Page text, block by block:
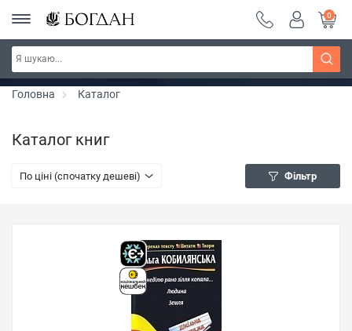
РОЗПРОДАЖ ~ 150 грн ~ 200 грн ~ 250 грн ~
300 грн ~ РОЗПРОДАЖ
Дізнатись більше
0
Головна Каталог
Каталог книг
По ціні (спочатку дешеві) Фільтр